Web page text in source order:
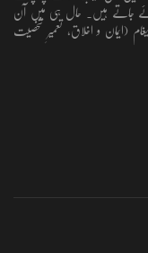
جاتے ہیں۔ حال ہی میں آن
(ایمان و اخلاق، تعمیرِ شخصیت